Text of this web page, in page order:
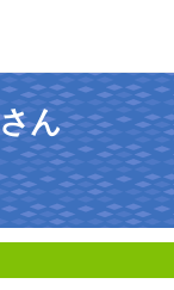
ん